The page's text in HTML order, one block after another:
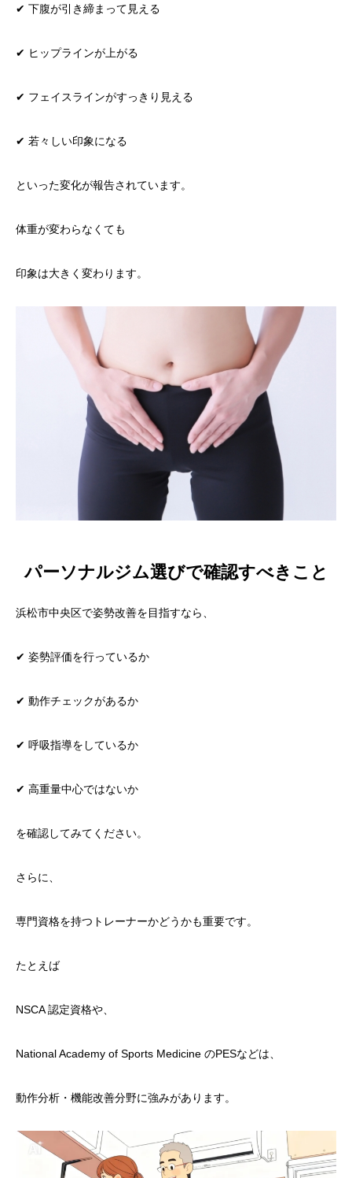
✔ 下腹が引き締まって見える
✔ ヒップラインが上がる
✔ フェイスラインがすっきり見える
✔ 若々しい印象になる
といった変化が報告されています。
体重が変わらなくても
印象は大きく変わります。
パーソナルジム選びで確認すべきこと
浜松市中央区で姿勢改善を目指すなら、
✔ 姿勢評価を行っているか
✔ 動作チェックがあるか
✔ 呼吸指導をしているか
✔ 高重量中心ではないか
を確認してみてください。
さらに、
専門資格を持つトレーナーかどうかも重要です。
たとえば
NSCA 認定資格や、
National Academy of Sports Medicine のPESなどは、
動作分析・機能改善分野に強みがあります。